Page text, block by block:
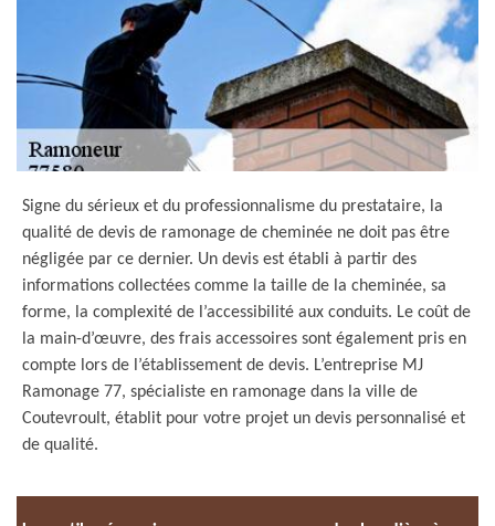
Signe du sérieux et du professionnalisme du prestataire, la
qualité de devis de ramonage de cheminée ne doit pas être
négligée par ce dernier. Un devis est établi à partir des
informations collectées comme la taille de la cheminée, sa
forme, la complexité de l’accessibilité aux conduits. Le coût de
la main-d’œuvre, des frais accessoires sont également pris en
compte lors de l’établissement de devis. L’entreprise MJ
Ramonage 77, spécialiste en ramonage dans la ville de
Coutevroult, établit pour votre projet un devis personnalisé et
de qualité.